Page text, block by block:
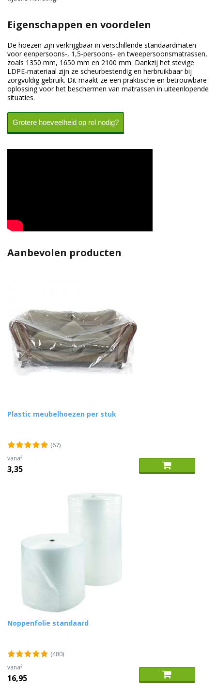
Eigenschappen en voordelen
De hoezen zijn verkrijgbaar in verschillende standaardmaten
voor eenpersoons-, 1,5-persoons- en tweepersoonsmatrassen,
zoals 1350 mm, 1650 mm en 2100 mm. Dankzij het stevige
LDPE-materiaal zijn ze scheurbestendig en herbruikbaar bij
zorgvuldig gebruik. Dit maakt ze een praktische en betrouwbare
oplossing voor het beschermen van matrassen in uiteenlopende
situaties.
Grotere hoeveelheid op rol nodig?
Aanbevolen producten
Plastic meubelhoezen per stuk
(67)
vanaf
3,35
Noppenfolie standaard
(480)
vanaf
16,95